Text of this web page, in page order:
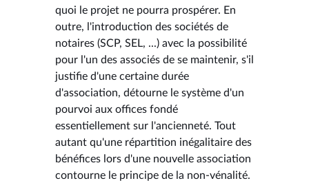
quoi le projet ne pourra prospérer. En
outre, l'introduction des sociétés de
notaires (SCP, SEL, ...) avec la possibilité
pour l'un des associés de se maintenir, s'il
justifie d'une certaine durée
d'association, détourne le système d'un
pourvoi aux offices fondé
essentiellement sur l'ancienneté. Tout
autant qu'une répartition inégalitaire des
bénéfices lors d'une nouvelle association
contourne le principe de la non-vénalité.